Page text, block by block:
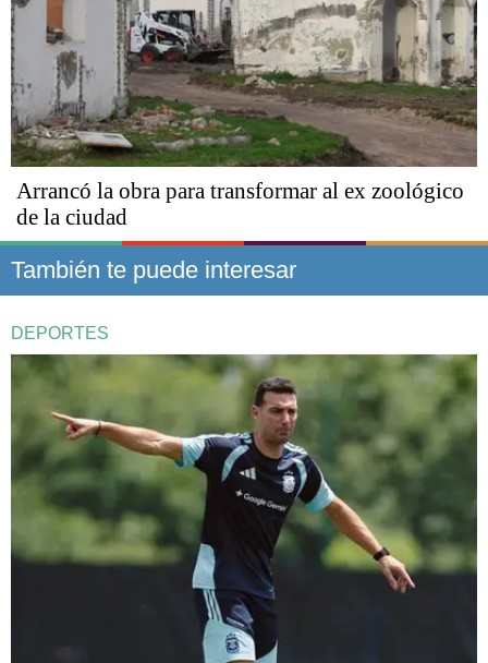
Arrancó la obra para transformar al ex zoológico
de la ciudad
También te puede interesar
DEPORTES